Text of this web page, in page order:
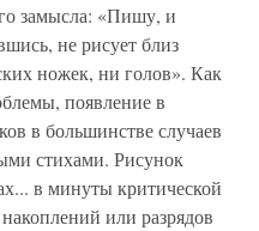
замысла: «Пишу, и
не рисует близ
ножек, ни голов». Как
появление в
в большинстве случаев
стихами. Рисунок
в минуты критической
или разрядов